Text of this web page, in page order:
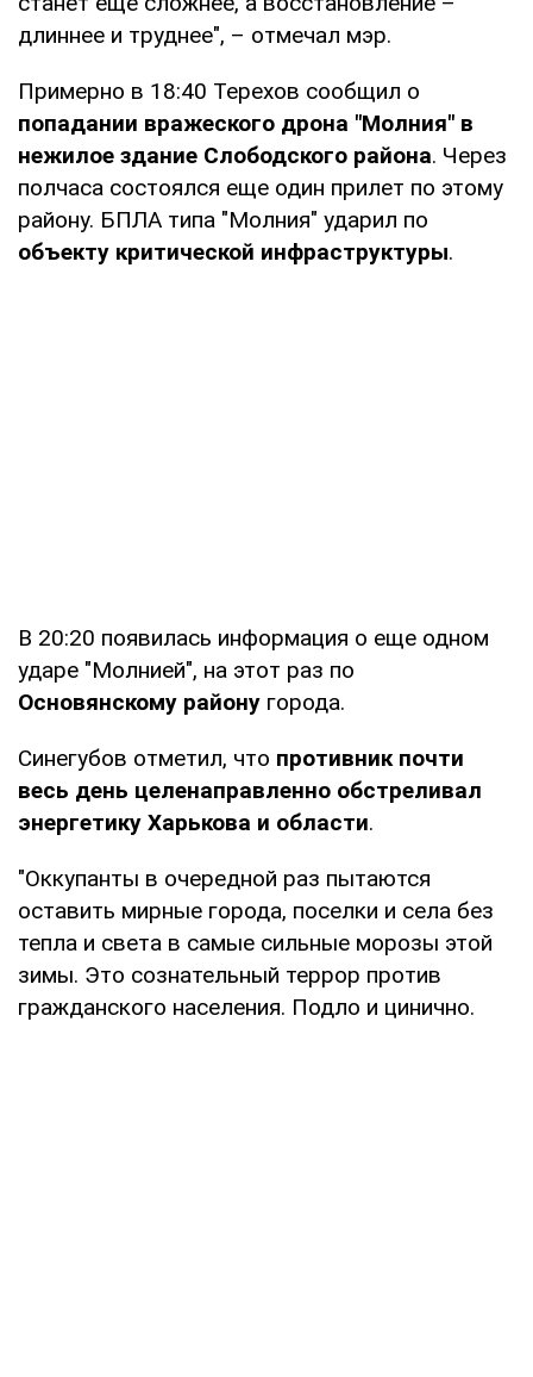
длиннее и труднее", – отмечал мэр.
Примерно в 18:40 Терехов сообщил о
попадании вражеского дрона "Молния" в
нежилое здание Слободского района. Через
полчаса состоялся еще один прилет по этому
району. БПЛА типа "Молния" ударил по
объекту критической инфраструктуры.
В 20:20 появилась информация о еще одном
ударе "Молнией", на этот раз по
Основянскому району города.
Синегубов отметил, что противник почти
весь день целенаправленно обстреливал
энергетику Харькова и области.
"Оккупанты в очередной раз пытаются
оставить мирные города, поселки и села без
тепла и света в самые сильные морозы этой
зимы. Это сознательный террор против
гражданского населения. Подло и цинично.